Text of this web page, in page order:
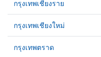
กรุงเทพเชียงราย
กรุงเทพเชียงใหม่
กรุงเทพตราด